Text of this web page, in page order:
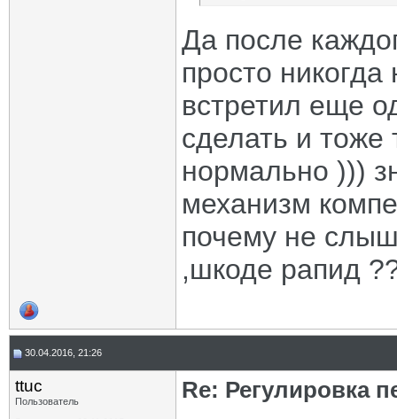
Да после
просто
встретил еще
сделать и тоже
нормально )))
механизм
почему не
,шкоде рапид
30.04.2016, 21:26
ttuc
Пользователь
Re: Регулировка